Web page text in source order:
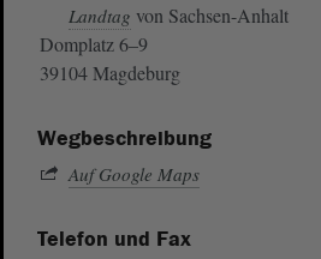
Landtag von Sachsen-Anhalt
Domplatz 6–9
39104 Magdeburg
Wegbeschreibung
Auf Google Maps
Telefon und Fax